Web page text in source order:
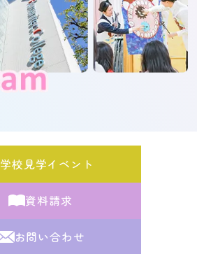
学校見学イベント
資料請求
お問い合わせ